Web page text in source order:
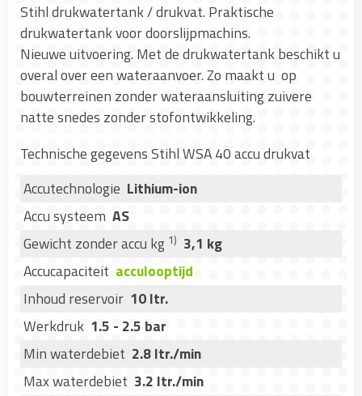
Stihl drukwatertank / drukvat. Praktische
drukwatertank voor doorslijpmachins.
Nieuwe uitvoering. Met de drukwatertank beschikt u
overal over een wateraanvoer. Zo maakt u op
bouwterreinen zonder wateraansluiting zuivere
natte snedes zonder stofontwikkeling.
Technische gegevens Stihl WSA 40 accu drukvat
Accutechnologie Lithium-ion
Accu systeem AS
Gewicht zonder accu kg 1) 3,1 kg
Accucapaciteit acculooptijd
Inhoud reservoir 10 ltr.
Werkdruk 1.5 - 2.5 bar
Min waterdebiet 2.8 ltr./min
Max waterdebiet 3.2 ltr./min